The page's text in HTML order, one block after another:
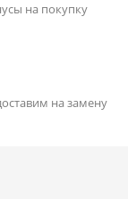
на покупку
на замену